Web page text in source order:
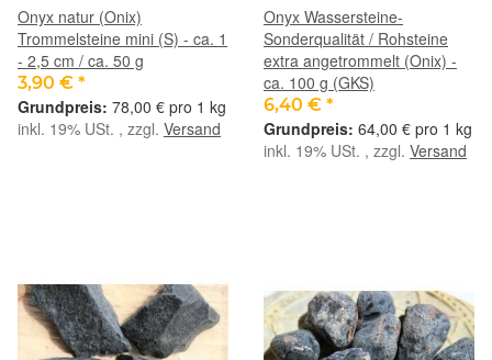
Onyx natur (Onix)
Trommelsteine mini (S) - ca. 1
- 2,5 cm / ca. 50 g
3,90 € *
78,00 € pro 1 kg
inkl. 19% USt. , zzgl. Versand
Onyx Wassersteine-
Sonderqualität / Rohsteine
extra angetrommelt (Onix) -
ca. 100 g (GKS)
6,40 € *
64,00 € pro 1 kg
inkl. 19% USt. , zzgl. Versand